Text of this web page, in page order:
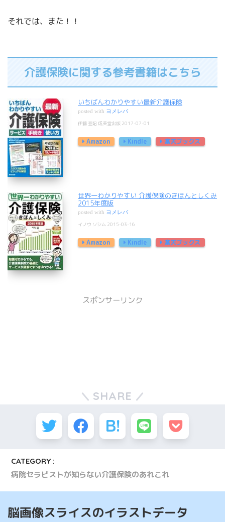
それでは、また！！
介護保険に関する参考書籍はこちら
いちばんわかりやすい最新介護保険
posted with ヨメレバ
伊藤 亜記 成美堂出版 2017-07-01
Amazon Kindle 楽天ブックス
世界一わかりやすい 介護保険のきほんとしくみ
2015年度版
posted with ヨメレバ
イノウ ソシム 2015-03-16
Amazon Kindle 楽天ブックス
スポンサーリンク
SHARE
CATEGORY :
病院セラピストが知らない介護保険のあれこれ
脳画像スライスのイラストデータ